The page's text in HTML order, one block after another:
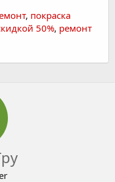
, покраска
50%, ремонт